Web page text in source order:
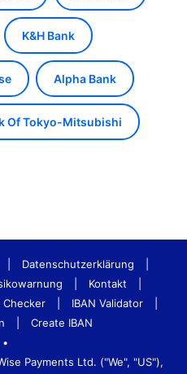
K&H Bank
Alpha Bank
Of Tokyo-Mitsubishi
Datenschutzerklärung
Kontakt
Checker IBAN Validator
Create IBAN
•
Payments Ltd. ("We", "US"),